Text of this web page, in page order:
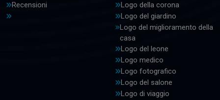
Recensioni
Logo della corona
Logo del giardino
Logo del miglioramento della
casa
Logo del leone
Logo medico
Logo fotografico
Logo del salone
Logo di viaggio